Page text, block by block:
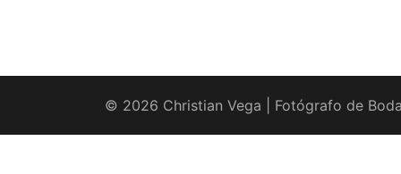
© 2026 Christian Vega | Fotógrafo de